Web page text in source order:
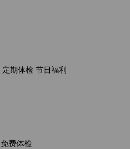
定期体检 节日福利
免费体检